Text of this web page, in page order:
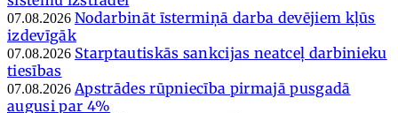
07.08.2026 Nodarbināt īstermiņā darba devējiem kļūs
izdevīgāk
07.08.2026 Starptautiskās sankcijas neatceļ darbinieku
tiesības
07.08.2026 Apstrādes rūpniecība pirmajā pusgadā
augusi par 4%